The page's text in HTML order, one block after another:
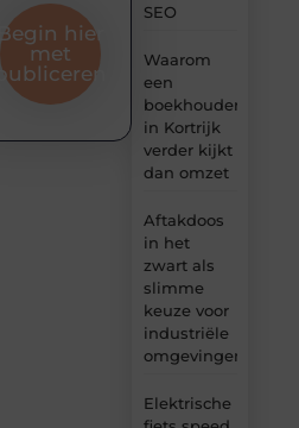
SEO
Waarom
een
boekhouder
in Kortrijk
verder kijkt
dan omzet
Aftakdoos
in het
zwart als
slimme
keuze voor
industriële
omgevingen
Elektrische
Begin hier
met
publiceren